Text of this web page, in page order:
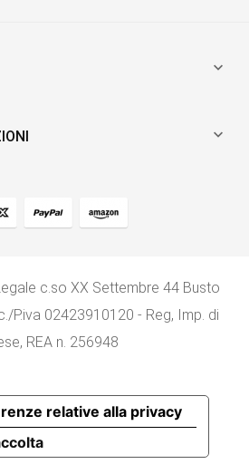


c.so XX Settembre 44 Busto
P.iva 02423910120 - Reg, Imp. di
REA n. 256948
relative alla privacy